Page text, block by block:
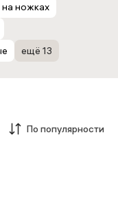
на ножках
ещё 13
По популярности